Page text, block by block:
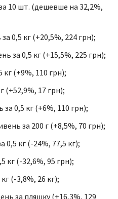
10 шт. (дешевше на 32,2%,
0,5 кг (+20,5%, 224 грн);
за 0,5 кг (+15,5%, 225 грн);
кг (+9%, 110 грн);
(+52,9%, 17 грн);
0,5 кг (+6%, 110 грн);
за 200 г (+8,5%, 70 грн);
0,5 кг (-24%, 77,5 кг);
кг (-32,6%, 95 грн);
(-3,8%, 26 кг);
за пляшку (+16,3%, 129